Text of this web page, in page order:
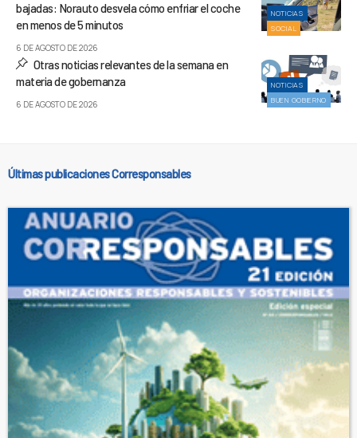
NOTICIAS
SOCIAL
bajadas: Norauto desvela cómo enfriar el coche
en menos de 5 minutos
6 DE AGOSTO DE 2026
NOTICIAS
BUEN GOBIERNO
Otras noticias relevantes de la semana en
materia de gobernanza
6 DE AGOSTO DE 2026
Últimas publicaciones Corresponsables